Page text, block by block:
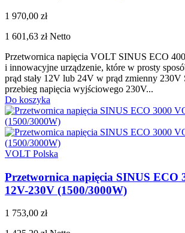
1 970,00 zł
1 601,63 złNetto
Przetwornica napięcia VOLT SINUS ECO
i innowacyjne urządzenie, które w prosty
prąd stały 12V lub 24V w prąd zmienny 230V
przebieg napięcia wyjściowego 230V...
Do koszyka
VOLT Polska
Przetwornica napięcia SINUS ECO
12V-230V (1500/3000W)
1 753,00 zł